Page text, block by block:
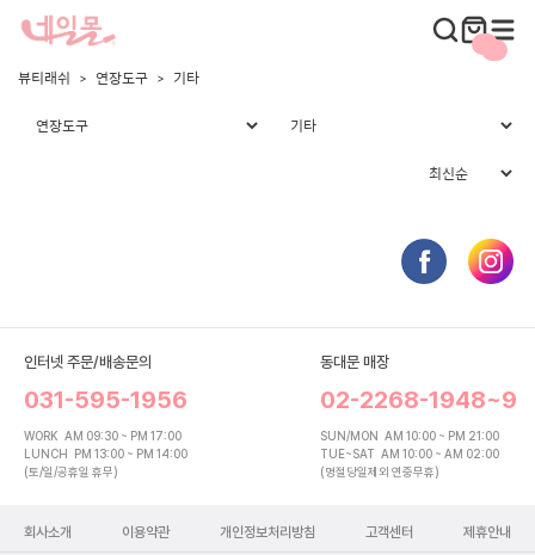
뷰티래쉬 연장도구 기타
인터넷 주문/배송문의
031-595-1956
WORK AM 09:30 ~ PM 17:00
LUNCH PM 13:00 ~ PM 14:00
(토/일/공휴일 휴무)
동대문 매장
02-2268-1948~9
SUN/MON AM 10:00 ~ PM 21:00
TUE~SAT AM 10:00 ~ AM 02:00
(명절당일제외 연중무휴)
회사소개 이용약관 개인정보처리방침 고객센터 제휴안내